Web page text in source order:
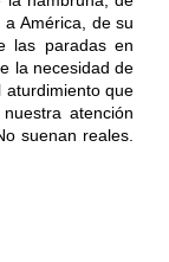
América, de su
las paradas en
la necesidad de
que
atención
suenan reales.